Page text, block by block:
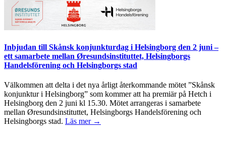
Inbjudan till Skånsk konjunkturdag i Helsingborg den 2 juni –
ett samarbete mellan Øresundsinstituttet, Helsingborgs
Handelsförening och Helsingborgs stad
Välkommen att delta i det nya årligt återkommande mötet ”Skånsk
konjunktur i Helsingborg” som kommer att ha premiär på Hetch i
Helsingborg den 2 juni kl 15.30. Mötet arrangeras i samarbete
mellan Øresundsinstituttet, Helsingborgs Handelsförening och
Helsingborgs stad. Läs mer →